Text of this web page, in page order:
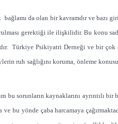
da olan bir kavramdır ve bazı
gerektiği ile ilişkilidir. Bu konu
Türkiye Psikiyatri Derneği ve bir
ruh sağlığını koruma, önleme
sorunların kaynaklarını ayrıntılı
bu yönde çaba harcamaya